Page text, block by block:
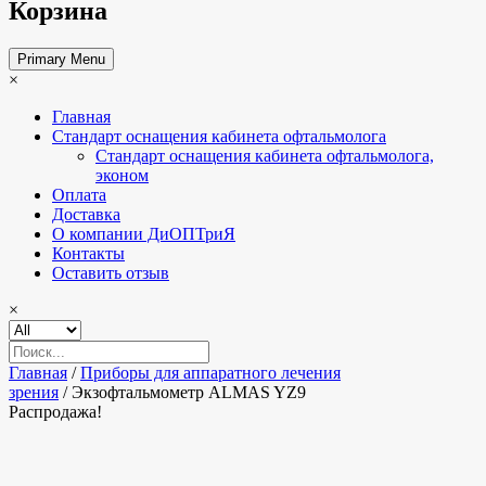
Корзина
Primary Menu
×
Главная
Стандарт оснащения кабинета офтальмолога
Стандарт оснащения кабинета офтальмолога,
эконом
Оплата
Доставка
О компании ДиОПТриЯ
Контакты
Оставить отзыв
×
Главная /Приборы для аппаратного лечения
зрения / Экзофтальмометр ALMAS YZ9
Распродажа!